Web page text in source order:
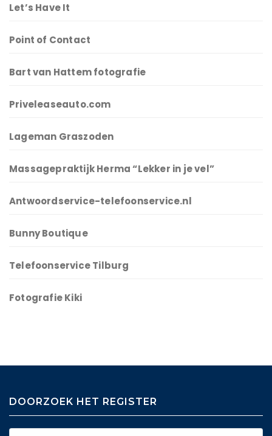
Let’s Have It
Point of Contact
Bart van Hattem fotografie
Priveleaseauto.com
Lageman Graszoden
Massagepraktijk Herma “Lekker in je vel”
Antwoordservice-telefoonservice.nl
Bunny Boutique
Telefoonservice Tilburg
Fotografie Kiki
DOORZOEK HET REGISTER